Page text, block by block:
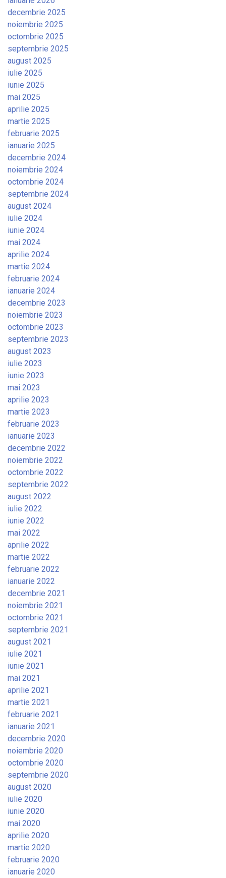
decembrie 2025
noiembrie 2025
octombrie 2025
septembrie 2025
august 2025
iulie 2025
iunie 2025
mai 2025
aprilie 2025
martie 2025
februarie 2025
ianuarie 2025
decembrie 2024
noiembrie 2024
octombrie 2024
septembrie 2024
august 2024
iulie 2024
iunie 2024
mai 2024
aprilie 2024
martie 2024
februarie 2024
ianuarie 2024
decembrie 2023
noiembrie 2023
octombrie 2023
septembrie 2023
august 2023
iulie 2023
iunie 2023
mai 2023
aprilie 2023
martie 2023
februarie 2023
ianuarie 2023
decembrie 2022
noiembrie 2022
octombrie 2022
septembrie 2022
august 2022
iulie 2022
iunie 2022
mai 2022
aprilie 2022
martie 2022
februarie 2022
ianuarie 2022
decembrie 2021
noiembrie 2021
octombrie 2021
septembrie 2021
august 2021
iulie 2021
iunie 2021
mai 2021
aprilie 2021
martie 2021
februarie 2021
ianuarie 2021
decembrie 2020
noiembrie 2020
octombrie 2020
septembrie 2020
august 2020
iulie 2020
iunie 2020
mai 2020
aprilie 2020
martie 2020
februarie 2020
ianuarie 2020